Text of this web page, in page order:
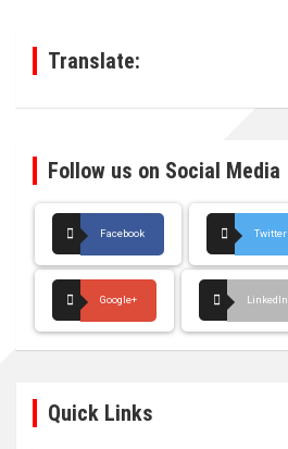
Translate:
Follow us on Social Media
Facebook Twitter
Google+ LinkedIn
Quick Links